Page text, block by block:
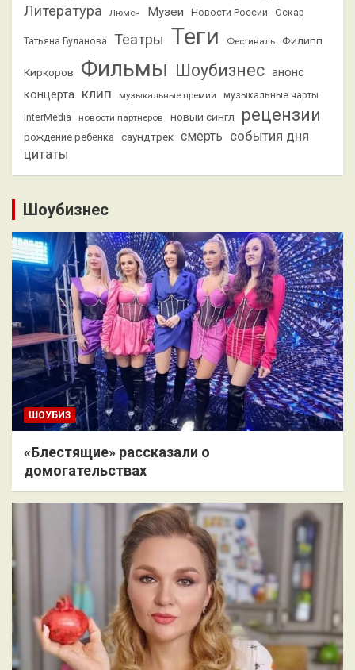
Литература Люмен Музеи Новости России Оскар
Татьяна Буланова Театры Теги Фестиваль Филипп
Киркоров Фильмы Шоубизнес анонс
концерта клип музыкальные премии
музыкальные чарты
InterMedia
новости партнеров новый сингл рецензии
рождение ребенка саундтрек смерть события дня
цитаты
Шоубизнес
ШОУБИЗ
«Блестящие» рассказали о
домогательствах